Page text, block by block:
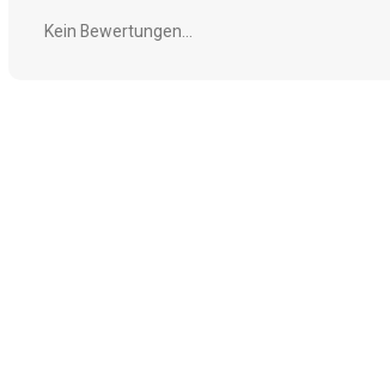
Kein Bewertungen...